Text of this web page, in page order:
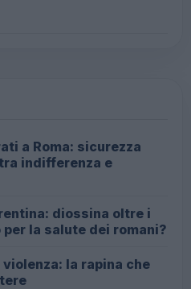
a Roma: sicurezza
indifferenza e
diossina oltre i
la salute dei romani?
violenza: la rapina che